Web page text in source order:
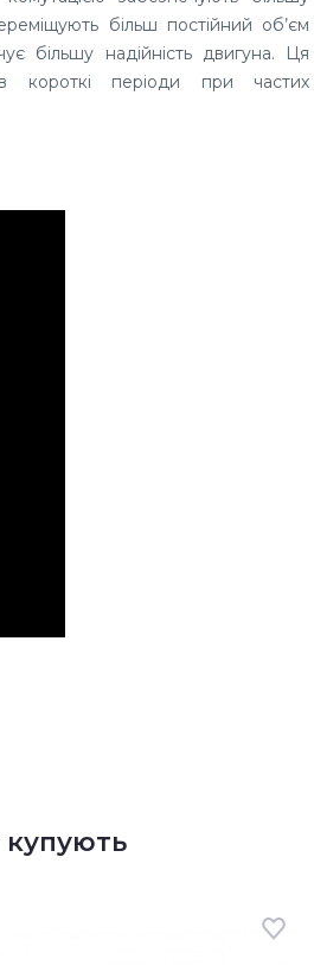
більш постійний об’єм
більшу надійність двигуна. Ця
короткі періоди при частих